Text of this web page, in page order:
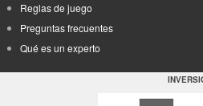
Reglas de juego
Preguntas frecuentes
Qué es un experto